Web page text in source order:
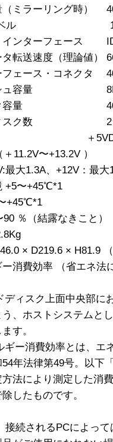
（ミラーリング時）
ベル 1（ミ
インターフェース
転送速度（理論値）
フェース・コネクタ
シュ容量
ク容量
ィスク数 2
5VDC（＋
11.2V〜+13.2V ）
最大1.3A、+12V：最
+5〜+45℃*1
+45℃*1
％（結露なきこと）
× D219.6 × H81.9
ー消費効率 （省エネ法
ディスク上面中央部に
う、ホストシステムと
す。
ギー消費効率とは、エ
年法律第49号。以下
法により測定した消
したものです。
接続されるPCによっ